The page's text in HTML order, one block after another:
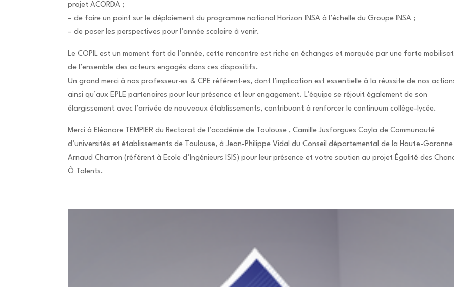
projet ACORDA ;
– de faire un point sur le déploiement du programme national Horizon INSA à l’échelle du Groupe INSA ;
– de poser les perspectives pour l’année scolaire à venir.
Le COPIL est un moment fort de l’année, cette rencontre est riche en échanges et marquée par une forte
de l’ensemble des acteurs engagés dans ces dispositifs.
Un grand merci à nos professeur·es & CPE référent·es, dont l’implication est essentielle à la réussite de nos
ainsi qu’aux EPLE partenaires pour leur présence et leur engagement. L’équipe se réjouit également de son
élargissement avec l’arrivée de nouveaux établissements, contribuant à renforcer le continuum collège-lycée.
Merci à Eléonore TEMPIER du Rectorat de l’académie de Toulouse , Camille Jusforgues Cayla de Communauté
d’universités et établissements de Toulouse, à Jean-Philippe Vidal du Conseil départemental de la Haute-
Arnaud Charron (référent à Ecole d’Ingénieurs ISIS) pour leur présence et votre soutien au projet Égalité des
Ô Talents.